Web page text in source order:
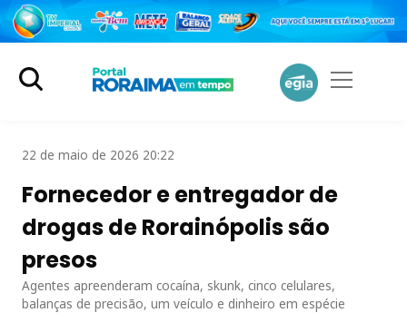
22 de maio de 2026 20:22
Fornecedor e entregador de
drogas de Rorainópolis são
presos
Agentes apreenderam cocaína, skunk, cinco celulares,
balanças de precisão, um veículo e dinheiro em espécie